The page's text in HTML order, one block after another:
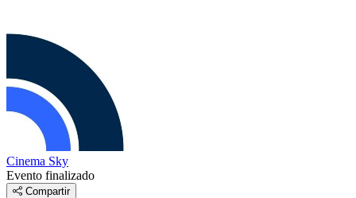
Cinema Sky
Evento finalizado
Compartir